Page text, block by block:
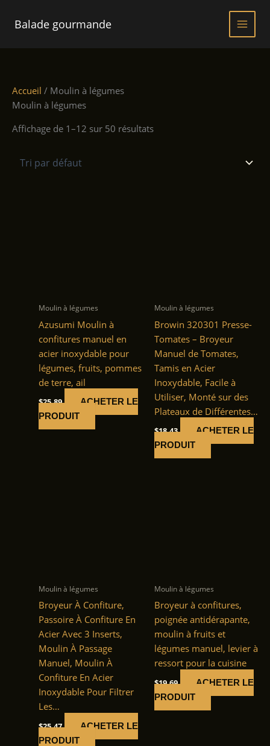
Balade gourmande
Accueil / Moulin à légumes
Moulin à légumes
Affichage de 1–12 sur 50 résultats
Moulin à légumes
Azusumi Moulin à
confitures manuel en
acier inoxydable pour
légumes, fruits, pommes
de terre, ail
$25.89
ACHETER LE
PRODUIT
Moulin à légumes
Browin 320301 Presse-
Tomates – Broyeur
Manuel de Tomates,
Tamis en Acier
Inoxydable, Facile à
Utiliser, Monté sur des
Plateaux de Différentes…
$18.43
ACHETER LE
PRODUIT
Moulin à légumes
Broyeur À Confiture,
Passoire À Confiture En
Acier Avec 3 Inserts,
Moulin À Passage
Manuel, Moulin À
Confiture En Acier
Inoxydable Pour Filtrer
Les…
$25.47
ACHETER LE
PRODUIT
Moulin à légumes
Broyeur à confitures,
poignée antidérapante,
moulin à fruits et
légumes manuel, levier à
ressort pour la cuisine
$19.69
ACHETER LE
PRODUIT